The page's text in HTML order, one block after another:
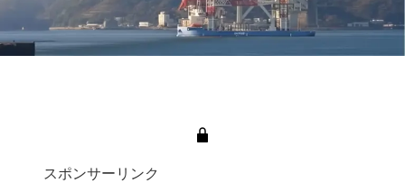
スポンサーリンク